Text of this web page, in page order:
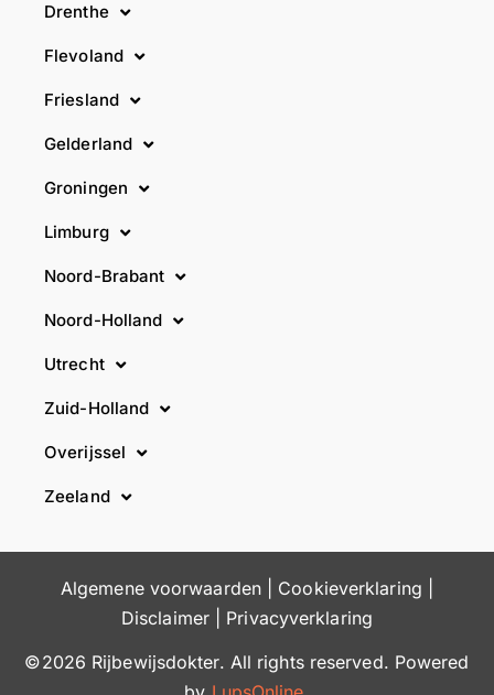
Drenthe
Flevoland
Friesland
Gelderland
Groningen
Limburg
Noord-Brabant
Noord-Holland
Utrecht
Zuid-Holland
Overijssel
Zeeland
Algemene voorwaarden| Cookieverklaring
Disclaimer| Privacyverklaring
©2026 Rijbewijsdokter. All rights reserved. Powered